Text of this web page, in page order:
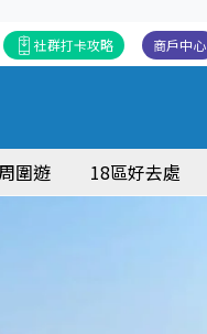
商戶中心
社群打卡攻略
圍遊 18區好去處